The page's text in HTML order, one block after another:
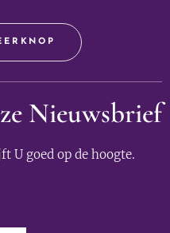
Nieuwsbrief
U goed op de hoogte.